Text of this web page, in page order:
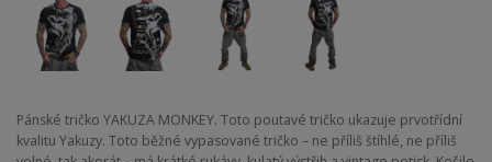
Pánské tričko YAKUZA MONKEY. Toto poutavé tričko ukazuje prvotřídní
kvalitu Yakuzy. Toto běžné vypasované tričko – ne příliš štíhlé, ne příliš